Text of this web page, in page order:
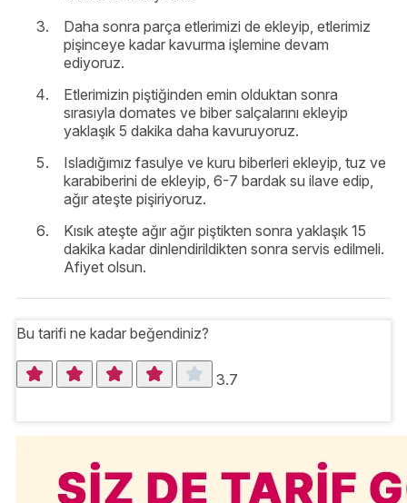
Daha sonra parça etlerimizi de ekleyip, etlerimiz
pişinceye kadar kavurma işlemine devam
ediyoruz.
Etlerimizin piştiğinden emin olduktan sonra
sırasıyla domates ve biber salçalarını ekleyip
yaklaşık 5 dakika daha kavuruyoruz.
Isladığımız fasulye ve kuru biberleri ekleyip, tuz ve
karabiberini de ekleyip, 6-7 bardak su ilave edip,
ağır ateşte pişiriyoruz.
Kısık ateşte ağır ağır piştikten sonra yaklaşık 15
dakika kadar dinlendirildikten sonra servis edilmeli.
Afiyet olsun.
Bu tarifi ne kadar beğendiniz?
3.7